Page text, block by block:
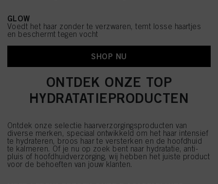
GLOW
Voedt het haar zonder te verzwaren, temt losse haartjes
en beschermt tegen vocht
SHOP NU
ONTDEK ONZE TOP
HYDRATATIEPRODUCTEN
Ontdek onze selectie haarverzorgingsproducten van
diverse merken, speciaal ontwikkeld om het haar intensief
te hydrateren, broos haar te versterken en de hoofdhuid
te kalmeren. Of je nu op zoek bent naar hydratatie, anti-
pluis of hoofdhuidverzorging, wij hebben het juiste product
voor de behoeften van jouw klanten.